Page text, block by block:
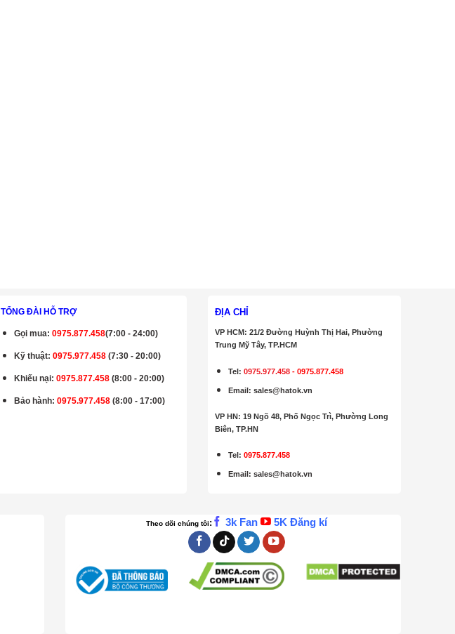
TỔNG ĐÀI HỖ TRỢ
Gọi mua:0975.877.458(7:00 - 24:00)
Kỹ thuật:0975.977.458 (7:30 - 20:00)
Khiếu nại: 0975.877.458 (8:00 - 20:00)
Bảo hành:0975.977.458 (8:00 - 17:00)
ĐỊA CHỈ
VP HCM: 21/2 Đường Huỳnh Thị Hai, Phường
Trung Mỹ Tây, TP.HCM
Tel:0975.977.458 -0975.877.458
Email:sales@hatok.vn
VP HN: 19 Ngõ 48, Phố Ngọc Trì, Phường Long
Biên, TP.HN
Tel: 0975.877.458
Email :sales@hatok.vn
Theo dõi chúng tôi: 3k Fan 5K Đăng kí